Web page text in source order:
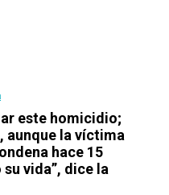
este homicidio;
aunque la víctima
hace 15
vida”, dice la